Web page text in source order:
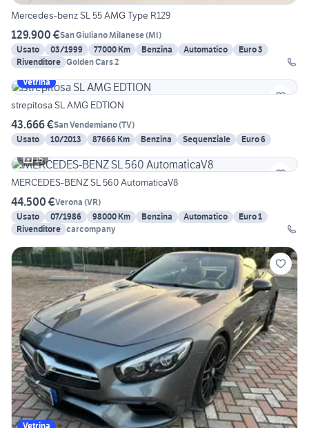
Mercedes-benz SL 55 AMG Type R129
129.900 €San Giuliano Milanese(MI)
Usato
03/1999 77000 Km Benzina Automatico
Euro 3
Rivenditore Golden Cars 2
Vetrina
strepitosa SL AMG EDTION
43.666 €San Vendemiano(TV)
Usato
10/2013 87666 Km Benzina Sequenziale
Euro 6
15
MERCEDES-BENZ SL 560 AutomaticaV8
44.500 €Verona (VR)
Usato
07/1986 98000 Km Benzina Automatico
Euro 1
Rivenditore carcompany
Vetrina